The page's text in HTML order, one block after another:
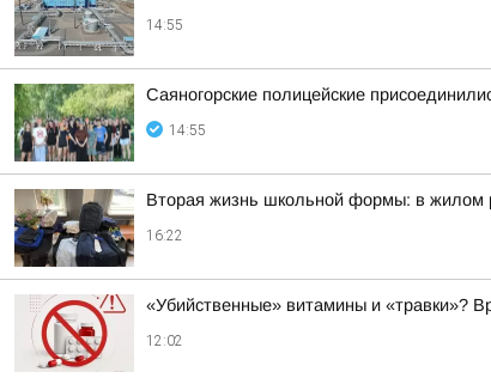
14:55
Саяногорские полицейские
14:55
Вторая жизнь школьной формы: в жилом
16:22
«Убийственные» витамины и «травки»?
12:02